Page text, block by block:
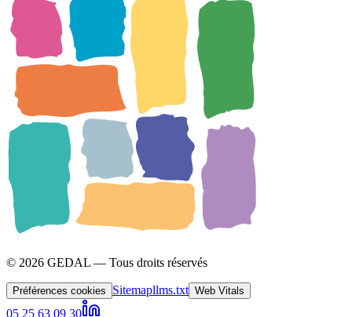
© 2026 GEDAL — Tous droits réservés
Préférences cookies Sitemapllms.txt Web Vitals
05 25 63 09 30